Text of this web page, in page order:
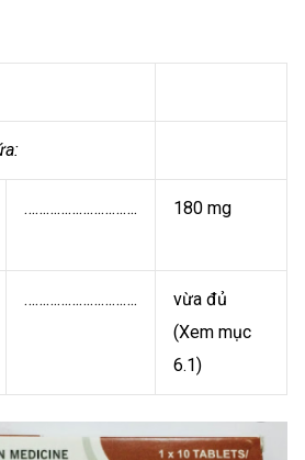
…………………………. 180 mg
………………………….
vừa đủ
(Xem mục
6.1)